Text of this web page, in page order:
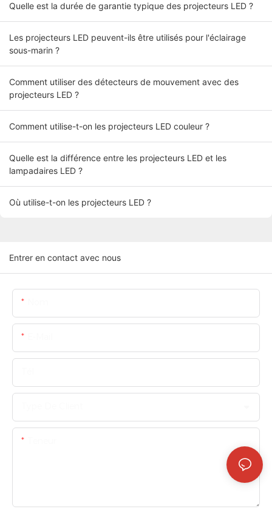
Quelle est la durée de garantie typique des projecteurs LED ?
Les projecteurs LED peuvent-ils être utilisés pour l'éclairage
sous-marin ?
Comment utiliser des détecteurs de mouvement avec des
projecteurs LED ?
Comment utilise-t-on les projecteurs LED couleur ?
Quelle est la différence entre les projecteurs LED et les
lampadaires LED ?
Où utilise-t-on les projecteurs LED ?
Entrer en contact avec nous